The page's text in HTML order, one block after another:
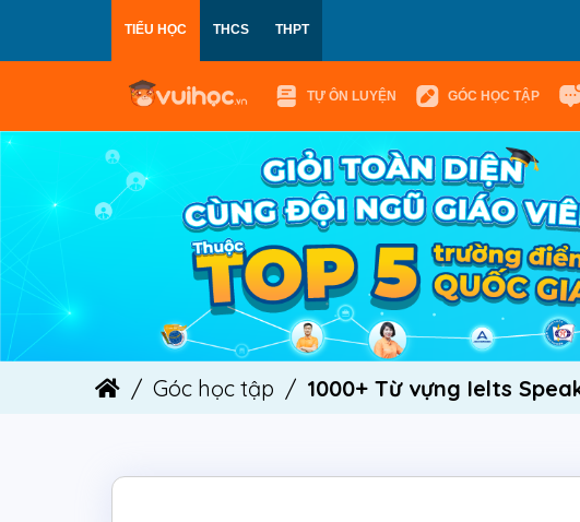
TIỂU HỌC THCS THPT
TỰ ÔN LUYỆN GÓC HỌC TẬP
Góc học tập 1000+ Từ vựng Ielts